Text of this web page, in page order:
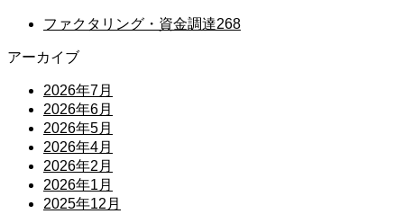
ファクタリング・資金調達268
アーカイブ
2026年7月
2026年6月
2026年5月
2026年4月
2026年2月
2026年1月
2025年12月